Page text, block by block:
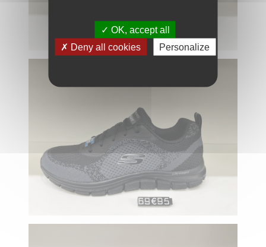
OK, accept all
Deny all cookies
Personalize